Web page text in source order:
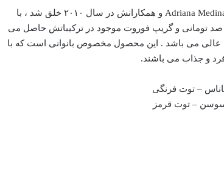
عطر ادکلن ویکتوریا سکرت -Victoria Secret ، که توسط Adriana Medina و همکارانش در سال ۲۰۱۰ خلق شد ، با
صد تومانی و گریپ فوروت موجود در ترکیباتش حاصل می
عالی می باشد . این محصول مخصوص بانوانی است که با
و جذاب می باشند.
– توت فرنگی
سوسن – توت قرمز